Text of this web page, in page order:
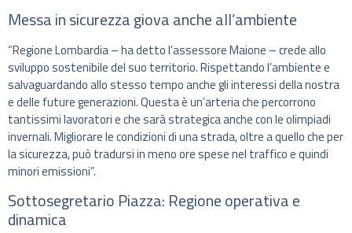
Messa in sicurezza giova anche all’ambiente
“Regione Lombardia – ha detto l’assessore Maione – crede allo
sviluppo sostenibile del suo territorio. Rispettando l’ambiente e
salvaguardando allo stesso tempo anche gli interessi della nostra
e delle future generazioni. Questa è un’arteria che percorrono
tantissimi lavoratori e che sarà strategica anche con le olimpiadi
invernali. Migliorare le condizioni di una strada, oltre a quello che per
la sicurezza, può tradursi in meno ore spese nel traffico e quindi
minori emissioni”.
Sottosegretario Piazza: Regione operativa e
dinamica